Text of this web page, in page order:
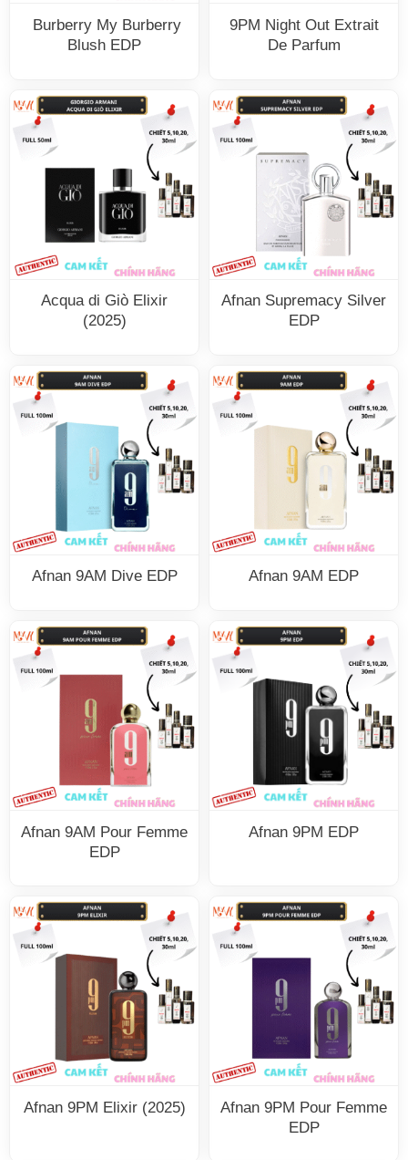
Burberry My Burberry
Blush EDP
9PM Night Out Extrait
De Parfum
Acqua di Giò Elixir
(2025)
Afnan Supremacy Silver
EDP
Afnan 9AM Dive EDP Afnan 9AM EDP
Afnan 9AM Pour Femme
EDP
Afnan 9PM EDP
Afnan 9PM Elixir (2025)
Afnan 9PM Pour Femme
EDP